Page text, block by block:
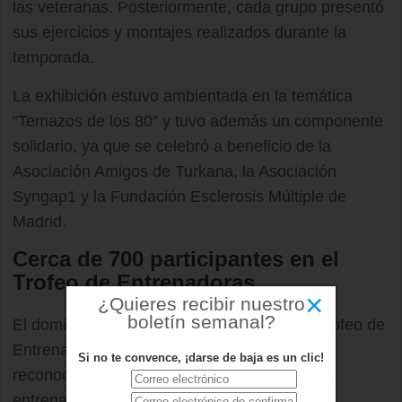
las veteranas. Posteriormente, cada grupo presentó
sus ejercicios y montajes realizados durante la
temporada.
La exhibición estuvo ambientada en la temática
“Temazos de los 80” y tuvo además un componente
solidario, ya que se celebró a beneficio de la
Asociación Amigos de Turkana, la Asociación
Syngap1 y la Fundación Esclerosis Múltiple de
Madrid.
Cerca de 700 participantes en el
Trofeo de Entrenadoras
El domingo 24 de mayo se disputó el XXII Trofeo de
Entrenadoras, una competición centrada en
reconocer el
trabajotécnico y artístico de las
×
¿Quieres recibir nuestro
boletín semanal?
Si no te convence, ¡darse de baja es un clic!